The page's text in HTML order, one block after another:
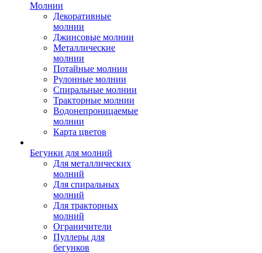
Молнии
Декоративные
молнии
Джинсовые молнии
Металлические
молнии
Потайные молнии
Рулонные молнии
Спиральные молнии
Тракторные молнии
Водонепроницаемые
молнии
Карта цветов
Бегунки для молний
Для металлических
молний
Для спиральных
молний
Для тракторных
молний
Ограничители
Пуллеры для
бегунков